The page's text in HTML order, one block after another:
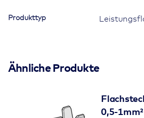
Produkttyp
Ähnliche Produkte
0,5-1mm²